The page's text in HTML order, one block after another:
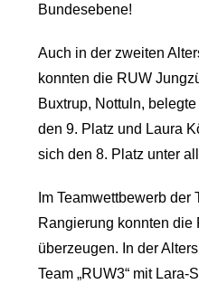
Bundesebene!
Auch in der zweiten
konnten die RUW
Buxtrup, Nottuln,
den 9. Platz und Laura
sich den 8. Platz unter
Im Teamwettbewerb der
Rangierung konnten die
überzeugen. In der
Team „RUW3“ mit